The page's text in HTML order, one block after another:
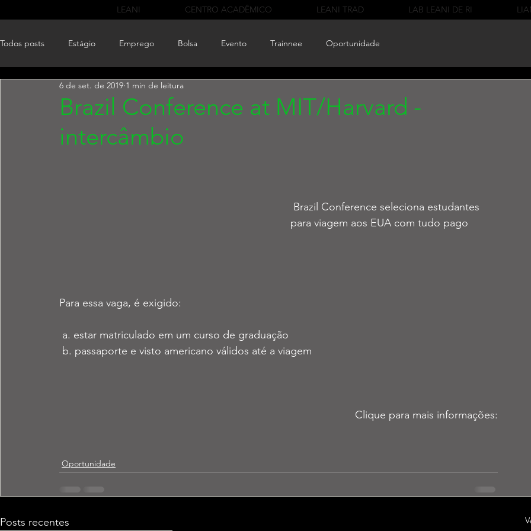
LEANI CENTRO ACADÊMICO LEANI TRAD LAB LEANI DE RI
Todos posts Estágio Emprego Bolsa Evento Trainnee Oportunidade
Brazil Conference at MIT/Harvard -
intercâmbio
6 de set. de 2019 1 min de leitura
para viagem aos EUA com tudo pago
Para essa vaga, é exigido:
a. estar matriculado em um curso de graduação
b. passaporte e visto americano válidos até a viagem
Clique para mais informações:
Oportunidade
Posts recentes